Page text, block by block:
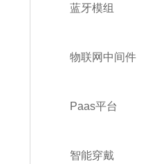
蓝牙模组
物联网中间件
Paas平台
智能穿戴